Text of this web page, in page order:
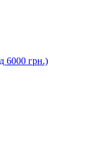
6000 грн.)